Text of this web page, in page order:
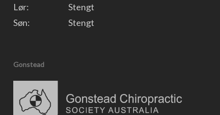
Lør:
Stengt
Søn:
Stengt
Gonstead